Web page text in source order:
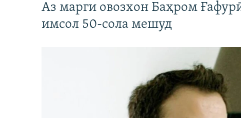
Аз марги овозхон Баҳром
имсол 50-сола мешуд